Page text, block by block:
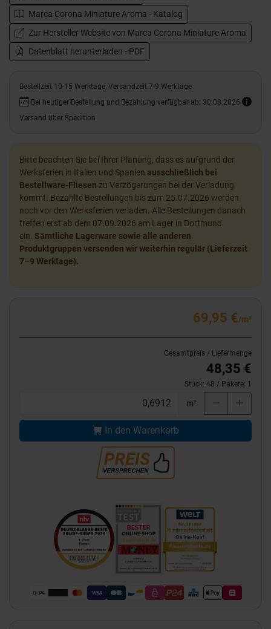
Marca Corona Miniature Aroma - Katalog
Zur Hersteller Website von Marca Corona Miniature Aroma
Datenblatt herunterladen - PDF
Bestellzeit 10-15 Werktage, Versandzeit 7-9 Werktage
Bei heutiger Bestellung und Bezahlung verfügbar ab: 30.08.2026
Versand über Spedition
Bitte beachten Sie bei Ihrer Planung, dass es aufgrund der
Werksferien in Italien und Spanien ausschließlich bei
Bestellware-Fliesen zu Verzögerungen bei der Verladung
kommt. Bezahlte Bestellungen bis zum 25.07.2026 werden
noch vor den Werksferien verladen. Alle Bestellungen danach
treffen erst ab dem 07.09.2026 am Lager in Dortmund
ein. Sämtliche Lagerware sowie alle anderen
Produktgruppen versenden wir weiterhin regulär (Lieferzeit
7–9 Werktage).
69,95 €/m²
Gesamtpreis / Liefermenge
48,35 €
Stück: 48 / Pakete: 1
m²
In den Warenkorb